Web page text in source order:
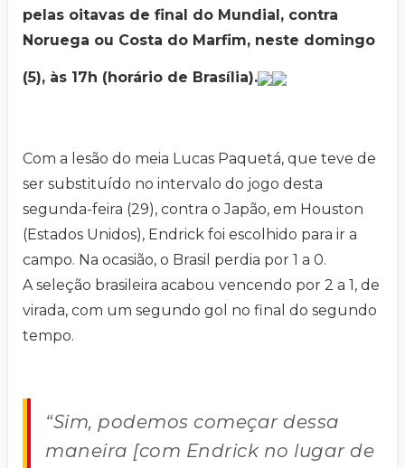
pelas oitavas de final do Mundial, contra
Noruega ou Costa do Marfim, neste domingo
(5), às 17h (horário de Brasília).
Com a lesão do meia Lucas Paquetá, que teve de
ser substituído no intervalo do jogo desta
segunda-feira (29), contra o Japão, em Houston
(Estados Unidos), Endrick foi escolhido para ir a
campo. Na ocasião, o Brasil perdia por 1 a 0.
A seleção brasileira acabou vencendo por 2 a 1, de
virada, com um segundo gol no final do segundo
tempo.
“Sim, podemos começar dessa
maneira [com Endrick no lugar de